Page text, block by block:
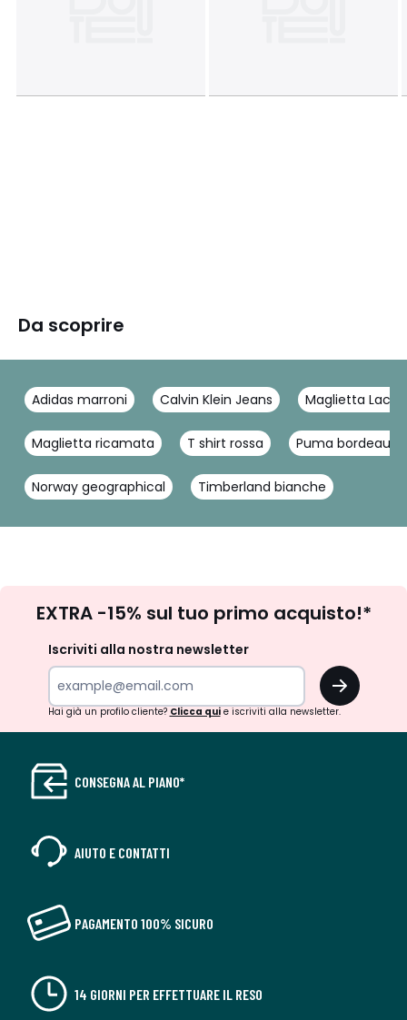
Da scoprire
Adidas marroni Calvin Klein Jeans Maglietta
Maglietta ricamata T shirt rossa Puma bordeaux
Norway geographical Timberland bianche
newsletter
EXTRA -15% sul tuo primo acquisto!*
Iscriviti alla nostra newsletter
OK
Hai già un profilo cliente? Clicca quie iscriviti alla newsletter.
CONSEGNA AL PIANO*
AIUTO E CONTATTI
PAGAMENTO 100% SICURO
14 GIORNI PER EFFETTUARE IL RESO